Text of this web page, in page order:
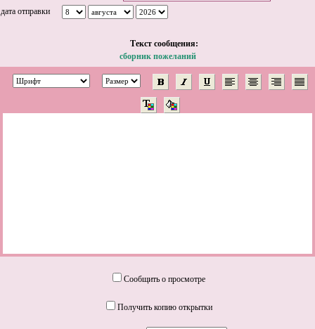
дата отправки
Tекст сообщения:
сборник пожеланий
Сообщить о просмотре
Получить копию открытки